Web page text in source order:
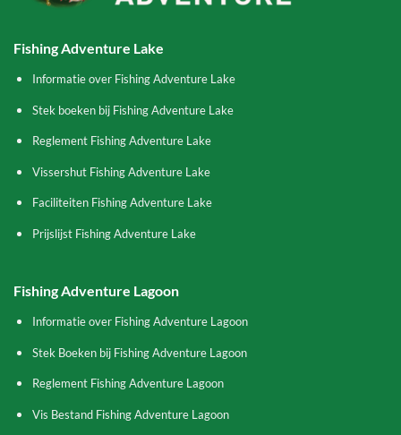
Fishing Adventure Lake
Informatie over Fishing Adventure Lake
Stek boeken bij Fishing Adventure Lake
Reglement Fishing Adventure Lake
Vissershut Fishing Adventure Lake
Faciliteiten Fishing Adventure Lake
Prijslijst Fishing Adventure Lake
Fishing Adventure Lagoon
Informatie over Fishing Adventure Lagoon
Stek Boeken bij Fishing Adventure Lagoon
Reglement Fishing Adventure Lagoon
Vis Bestand Fishing Adventure Lagoon